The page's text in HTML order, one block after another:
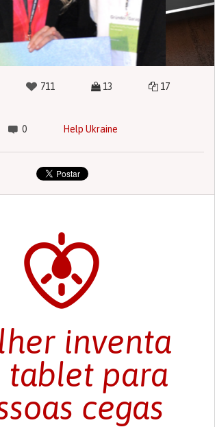
711 13 17
0 Help Ukraine
inventa
tablet para
cegas